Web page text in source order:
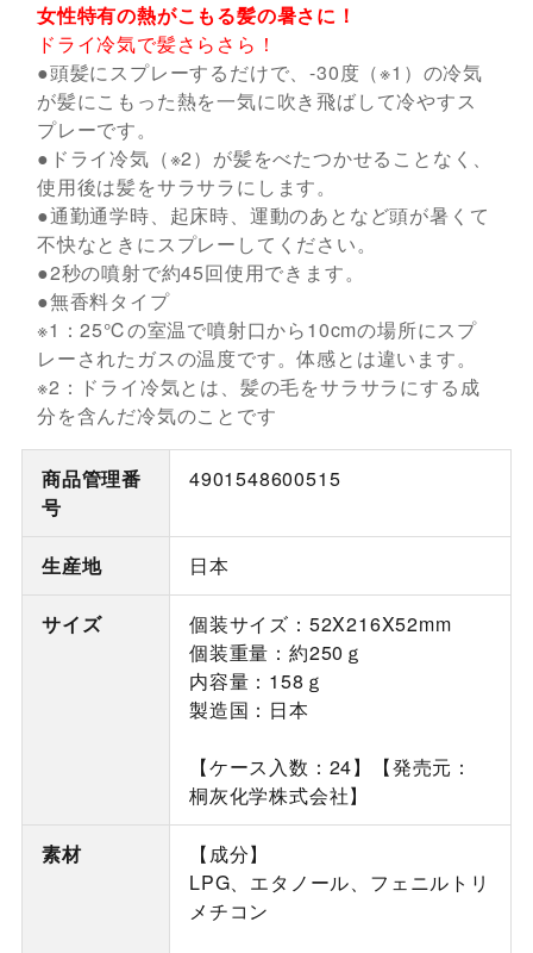
女性特有の熱がこもる髪の暑さに！
ドライ冷気で髪さらさら！
●頭髪にスプレーするだけで、-30度（※1）の冷気
が髪にこもった熱を一気に吹き飛ばして冷やすス
プレーです。
●ドライ冷気（※2）が髪をべたつかせることなく、
使用後は髪をサラサラにします。
●通勤通学時、起床時、運動のあとなど頭が暑くて
不快なときにスプレーしてください。
●2秒の噴射で約45回使用できます。
●無香料タイプ
※1：25℃の室温で噴射口から10cmの場所にスプ
レーされたガスの温度です。体感とは違います。
※2：ドライ冷気とは、髪の毛をサラサラにする成
分を含んだ冷気のことです
商品管理番
号
4901548600515
生産地 日本
サイズ
個装サイズ：52X216X52mm
個装重量：約250ｇ
内容量：158ｇ
製造国：日本
【ケース入数：24】【発売元：
桐灰化学株式会社】
素材
【成分】
LPG、エタノール、フェニルトリ
メチコン